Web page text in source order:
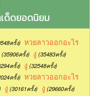
ด็ดยอดนิยม
ครั้ง) หวยลาวออกอะไร
(35906ครั้ง) งู (35483ครั้ง)
ครั้ง) งู (32548ครั้ง)
ครั้ง) หวยลาวออกอะไร
งู (30161ครั้ง) งู (29660ครั้ง)